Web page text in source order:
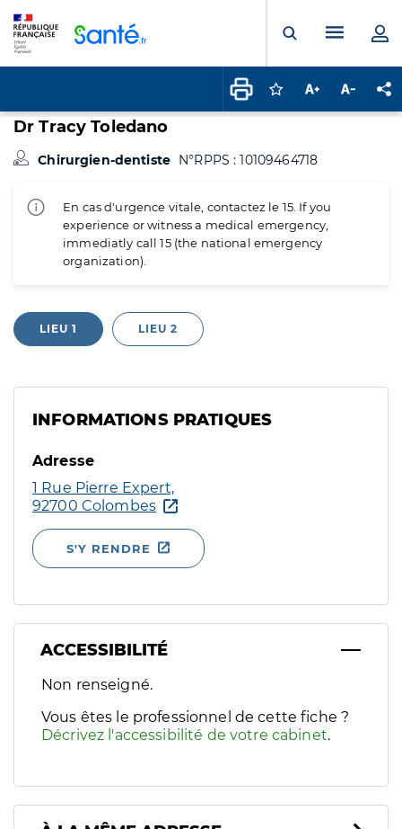
Ouvrir laMenu
Connectez-vous
Augmenter la
Dr Tracy Toledano
Chirurgien-dentiste N°RPPS : 10109464718
En cas d'urgence vitale, contactez le 15. If you
experience or witness a medical emergency,
immediatly call 15 (the national emergency
organization).
LIEU 1 LIEU 2
INFORMATIONS PRATIQUES
Adresse
1 Rue Pierre Expert,
92700 Colombes
S'Y RENDRE
ACCESSIBILITÉ
Filtres
Sélectionnez un ou plusieurs handicaps/besoins
Non renseigné.
Vous êtes le professionnel de cette fiche ?
Décrivez l'accessibilité de votre cabinet.